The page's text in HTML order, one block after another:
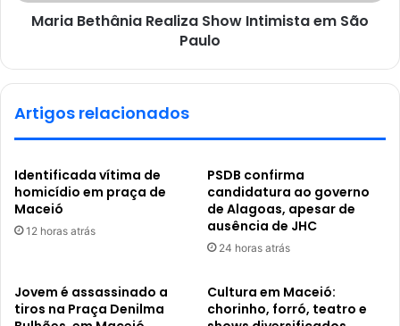
Maria Bethânia Realiza Show Intimista em São
Paulo
Artigos relacionados
Identificada vítima de
homicídio em praça de
Maceió
12 horas atrás
PSDB confirma
candidatura ao governo
de Alagoas, apesar de
ausência de JHC
24 horas atrás
Jovem é assassinado a
tiros na Praça Denilma
Cultura em Maceió:
chorinho, forró, teatro e